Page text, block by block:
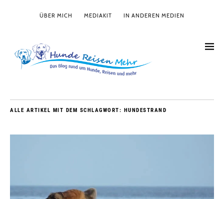
ÜBER MICH MEDIAKIT IN ANDEREN MEDIEN
ALLE ARTIKEL MIT DEM SCHLAGWORT: HUNDESTRAND